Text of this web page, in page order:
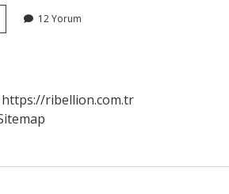
12 Yorum
https://ribellion.com.tr